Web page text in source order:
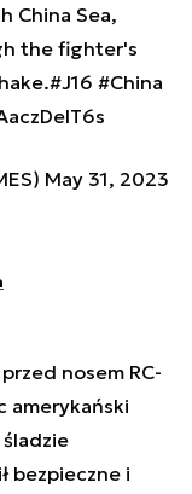
China Sea,
the fighter's
#J16 #China
May 31, 2023
nosem RC-
amerykański
bezpieczne i